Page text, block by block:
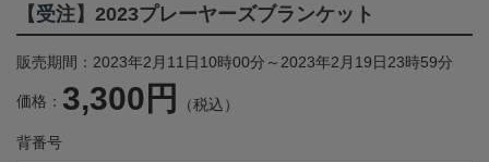
【受注】2023プレーヤーズブランケット
販売期間：2023年2月11日10時00分～2023年2月19日23時59分
価格： 3,300円 （税込）
背番号